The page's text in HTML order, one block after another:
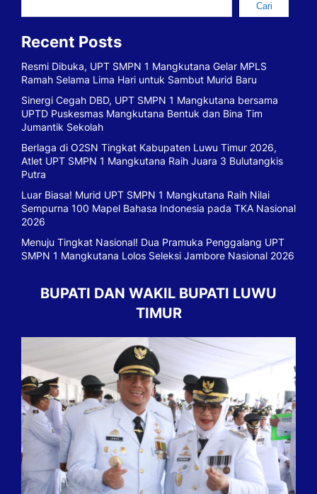
Cari
Recent Posts
Resmi Dibuka, UPT SMPN 1 Mangkutana Gelar MPLS
Ramah Selama Lima Hari untuk Sambut Murid Baru
Sinergi Cegah DBD, UPT SMPN 1 Mangkutana bersama
UPTD Puskesmas Mangkutana Bentuk dan Bina Tim
Jumantik Sekolah
Berlaga di O2SN Tingkat Kabupaten Luwu Timur 2026,
Atlet UPT SMPN 1 Mangkutana Raih Juara 3 Bulutangkis
Putra
Luar Biasa! Murid UPT SMPN 1 Mangkutana Raih Nilai
Sempurna 100 Mapel Bahasa Indonesia pada TKA Nasional
2026
Menuju Tingkat Nasional! Dua Pramuka Penggalang UPT
SMPN 1 Mangkutana Lolos Seleksi Jambore Nasional 2026
BUPATI DAN WAKIL BUPATI LUWU
TIMUR